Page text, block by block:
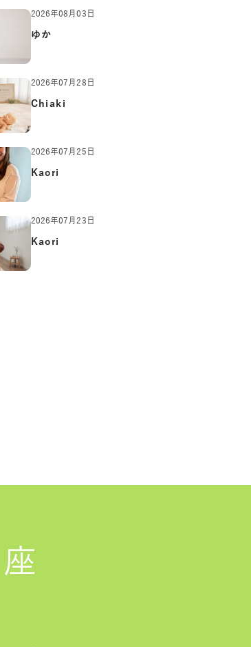
2026年08月03日
ゆか
2026年07月28日
Chiaki
2026年07月25日
Kaori
2026年07月23日
Kaori